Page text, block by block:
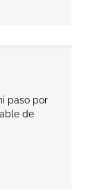
paso por
de